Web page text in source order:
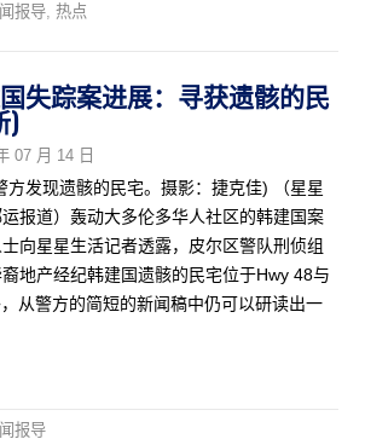
报导 ,热点
国失踪案进展：寻获遗骸的民
)
07 月 14 日
方发现遗骸的民宅。摄影：捷克佳) （星星
报道）轰动大多伦多华人社区的韩建国案
向星星生活记者透露，皮尔区警队刑侦组
地产经纪韩建国遗骸的民宅位于Hwy 48与
从警方的简短的新闻稿中仍可以研读出一
报导